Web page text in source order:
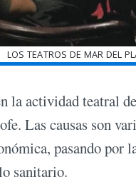
LOS TEATROS DE MAR DEL
la actividad teatral
Las causas son
pasando por
sanitario.